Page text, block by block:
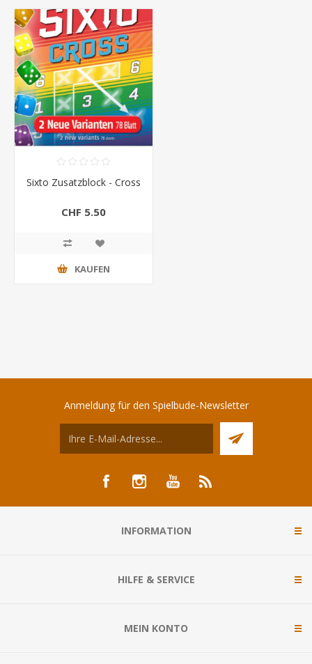
Sixto Zusatzblock - Cross
CHF 5.50
KAUFEN
Anmeldung für den Spielbude-Newsletter
INFORMATION
HILFE & SERVICE
MEIN KONTO